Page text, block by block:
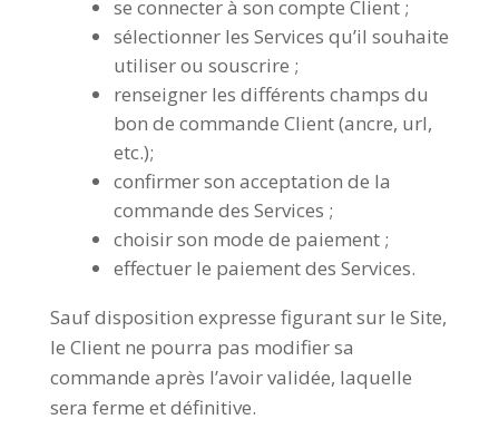
se connecter à son compte Client ;
sélectionner les Services qu’il souhaite
utiliser ou souscrire ;
renseigner les différents champs du
bon de commande Client (ancre, url,
etc.);
confirmer son acceptation de la
commande des Services ;
choisir son mode de paiement ;
effectuer le paiement des Services.
Sauf disposition expresse figurant sur le Site,
le Client ne pourra pas modifier sa
commande après l’avoir validée, laquelle
sera ferme et définitive.